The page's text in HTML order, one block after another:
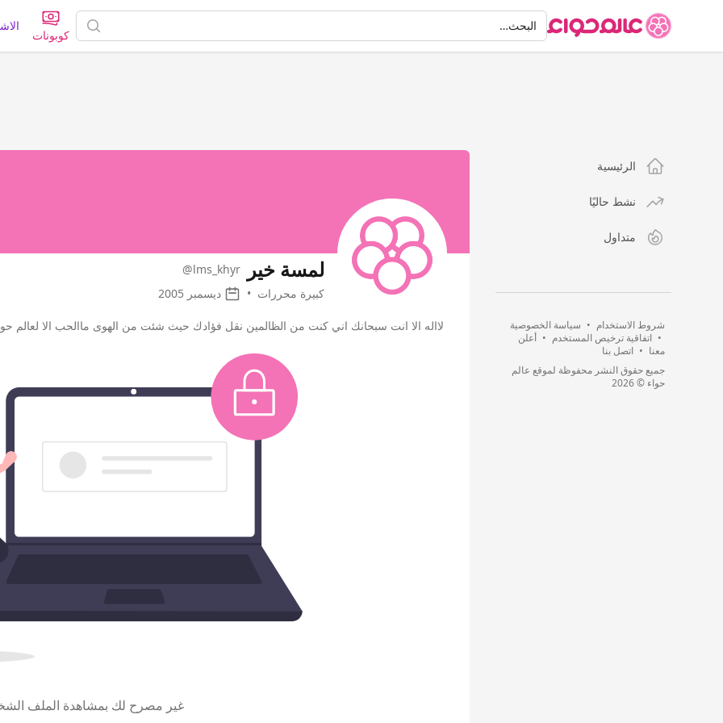
البحثالبحث…
كوبونات
الرئيسية
نشط حاليًا
متداول
شروط الاستخدام • سياسة الخصوصية
• اتفاقية ترخيص المستخدم • أعلن
معنا • اتصل بنا
جميع حقوق النشر محفوظة لموقع عالم
حواء © 2026
لمسة خير
@lms_khyr
كبيرة محررات • ديسمبر 2005
لااله الا انت سبحانك اني كنت من الظالمين نقل فؤادك حيث شئت من الهوى ماالحب الا لعالم
غير مصرح لك بمشاهدة الملف